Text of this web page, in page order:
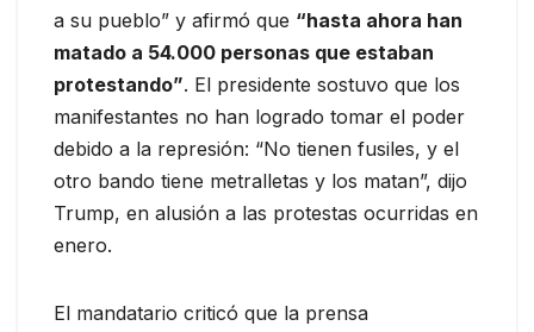
a su pueblo” y afirmó que “hasta ahora han
matado a 54.000 personas que estaban
protestando”. El presidente sostuvo que los
manifestantes no han logrado tomar el poder
debido a la represión: “No tienen fusiles, y el
otro bando tiene metralletas y los matan”, dijo
Trump, en alusión a las protestas ocurridas en
enero.
El mandatario criticó que la prensa